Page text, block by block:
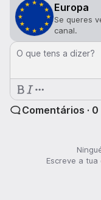
Europa
Se queres
canal.
O que tens a dizer?
Comentários · 0
Escreve a